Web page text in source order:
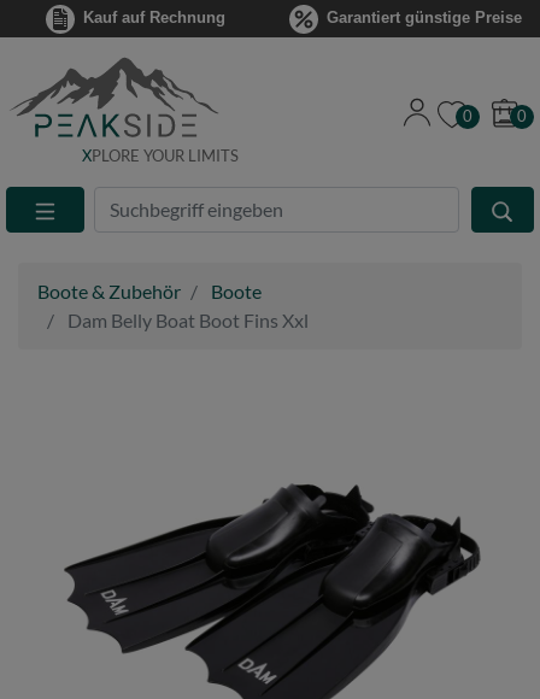
Kauf auf Rechnung Garantiert günstige Preise
XPLORE YOUR LIMITS
Suche
Eingabefeld
0 0
Boote & Zubehör
Boote
Dam Belly Boat Boot Fins Xxl